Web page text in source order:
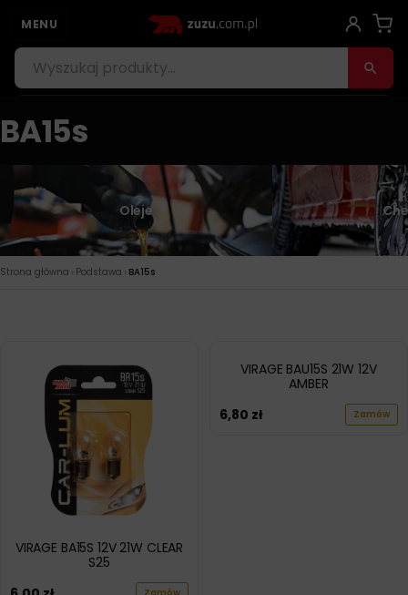
MENU
BA15s
Oleje
Strona główna › Podstawa › BA15s
VIRAGE BA15S 12V 21W CLEAR
S25
VIRAGE BAU15S 21W 12V
AMBER
6,80 zł Zamów